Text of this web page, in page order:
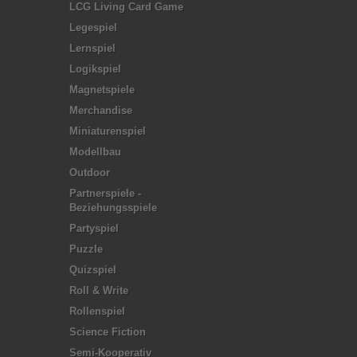
LCG Living Card Game
Legespiel
Lernspiel
Logikspiel
Magnetspiele
Merchandise
Miniaturenspiel
Modellbau
Outdoor
Partnerspiele -
Beziehungsspiele
Partyspiel
Puzzle
Quizspiel
Roll & Write
Rollenspiel
Science Fiction
Semi-Kooperativ